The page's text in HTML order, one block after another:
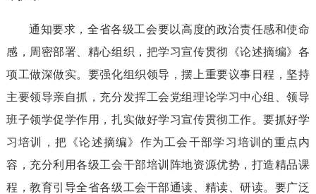
通知要求，全省各级工会要以高度的政治责任感和使命
感，周密部署、精心组织，把学习宣传贯彻《论述摘编》各
项工做深做实。要强化组织领导，摆上重要议事日程，坚持
主要领导亲自抓，充分发挥工会党组理论学习中心组、领导
班子领学促学作用，扎实做好学习宣传贯彻工作。要抓好学
习培训，把《论述摘编》作为工会干部学习培训的重点内
容，充分利用各级工会干部培训阵地资源优势，打造精品课
程，教育引导全省各级工会干部通读、精读、研读。要广泛